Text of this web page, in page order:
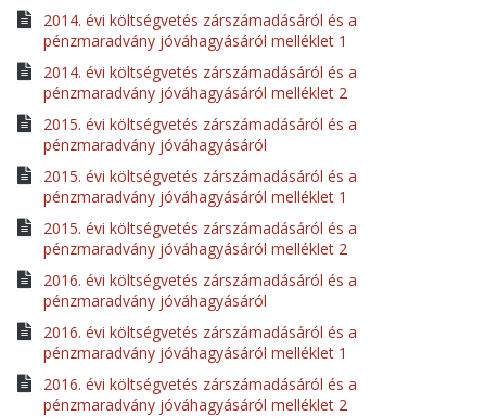
2014. évi költségvetés zárszámadásáról és a
pénzmaradvány jóváhagyásáról melléklet 1
2014. évi költségvetés zárszámadásáról és a
pénzmaradvány jóváhagyásáról melléklet 2
2015. évi költségvetés zárszámadásáról és a
pénzmaradvány jóváhagyásáról
2015. évi költségvetés zárszámadásáról és a
pénzmaradvány jóváhagyásáról melléklet 1
2015. évi költségvetés zárszámadásáról és a
pénzmaradvány jóváhagyásáról melléklet 2
2016. évi költségvetés zárszámadásáról és a
pénzmaradvány jóváhagyásáról
2016. évi költségvetés zárszámadásáról és a
pénzmaradvány jóváhagyásáról melléklet 1
2016. évi költségvetés zárszámadásáról és a
pénzmaradvány jóváhagyásáról melléklet 2